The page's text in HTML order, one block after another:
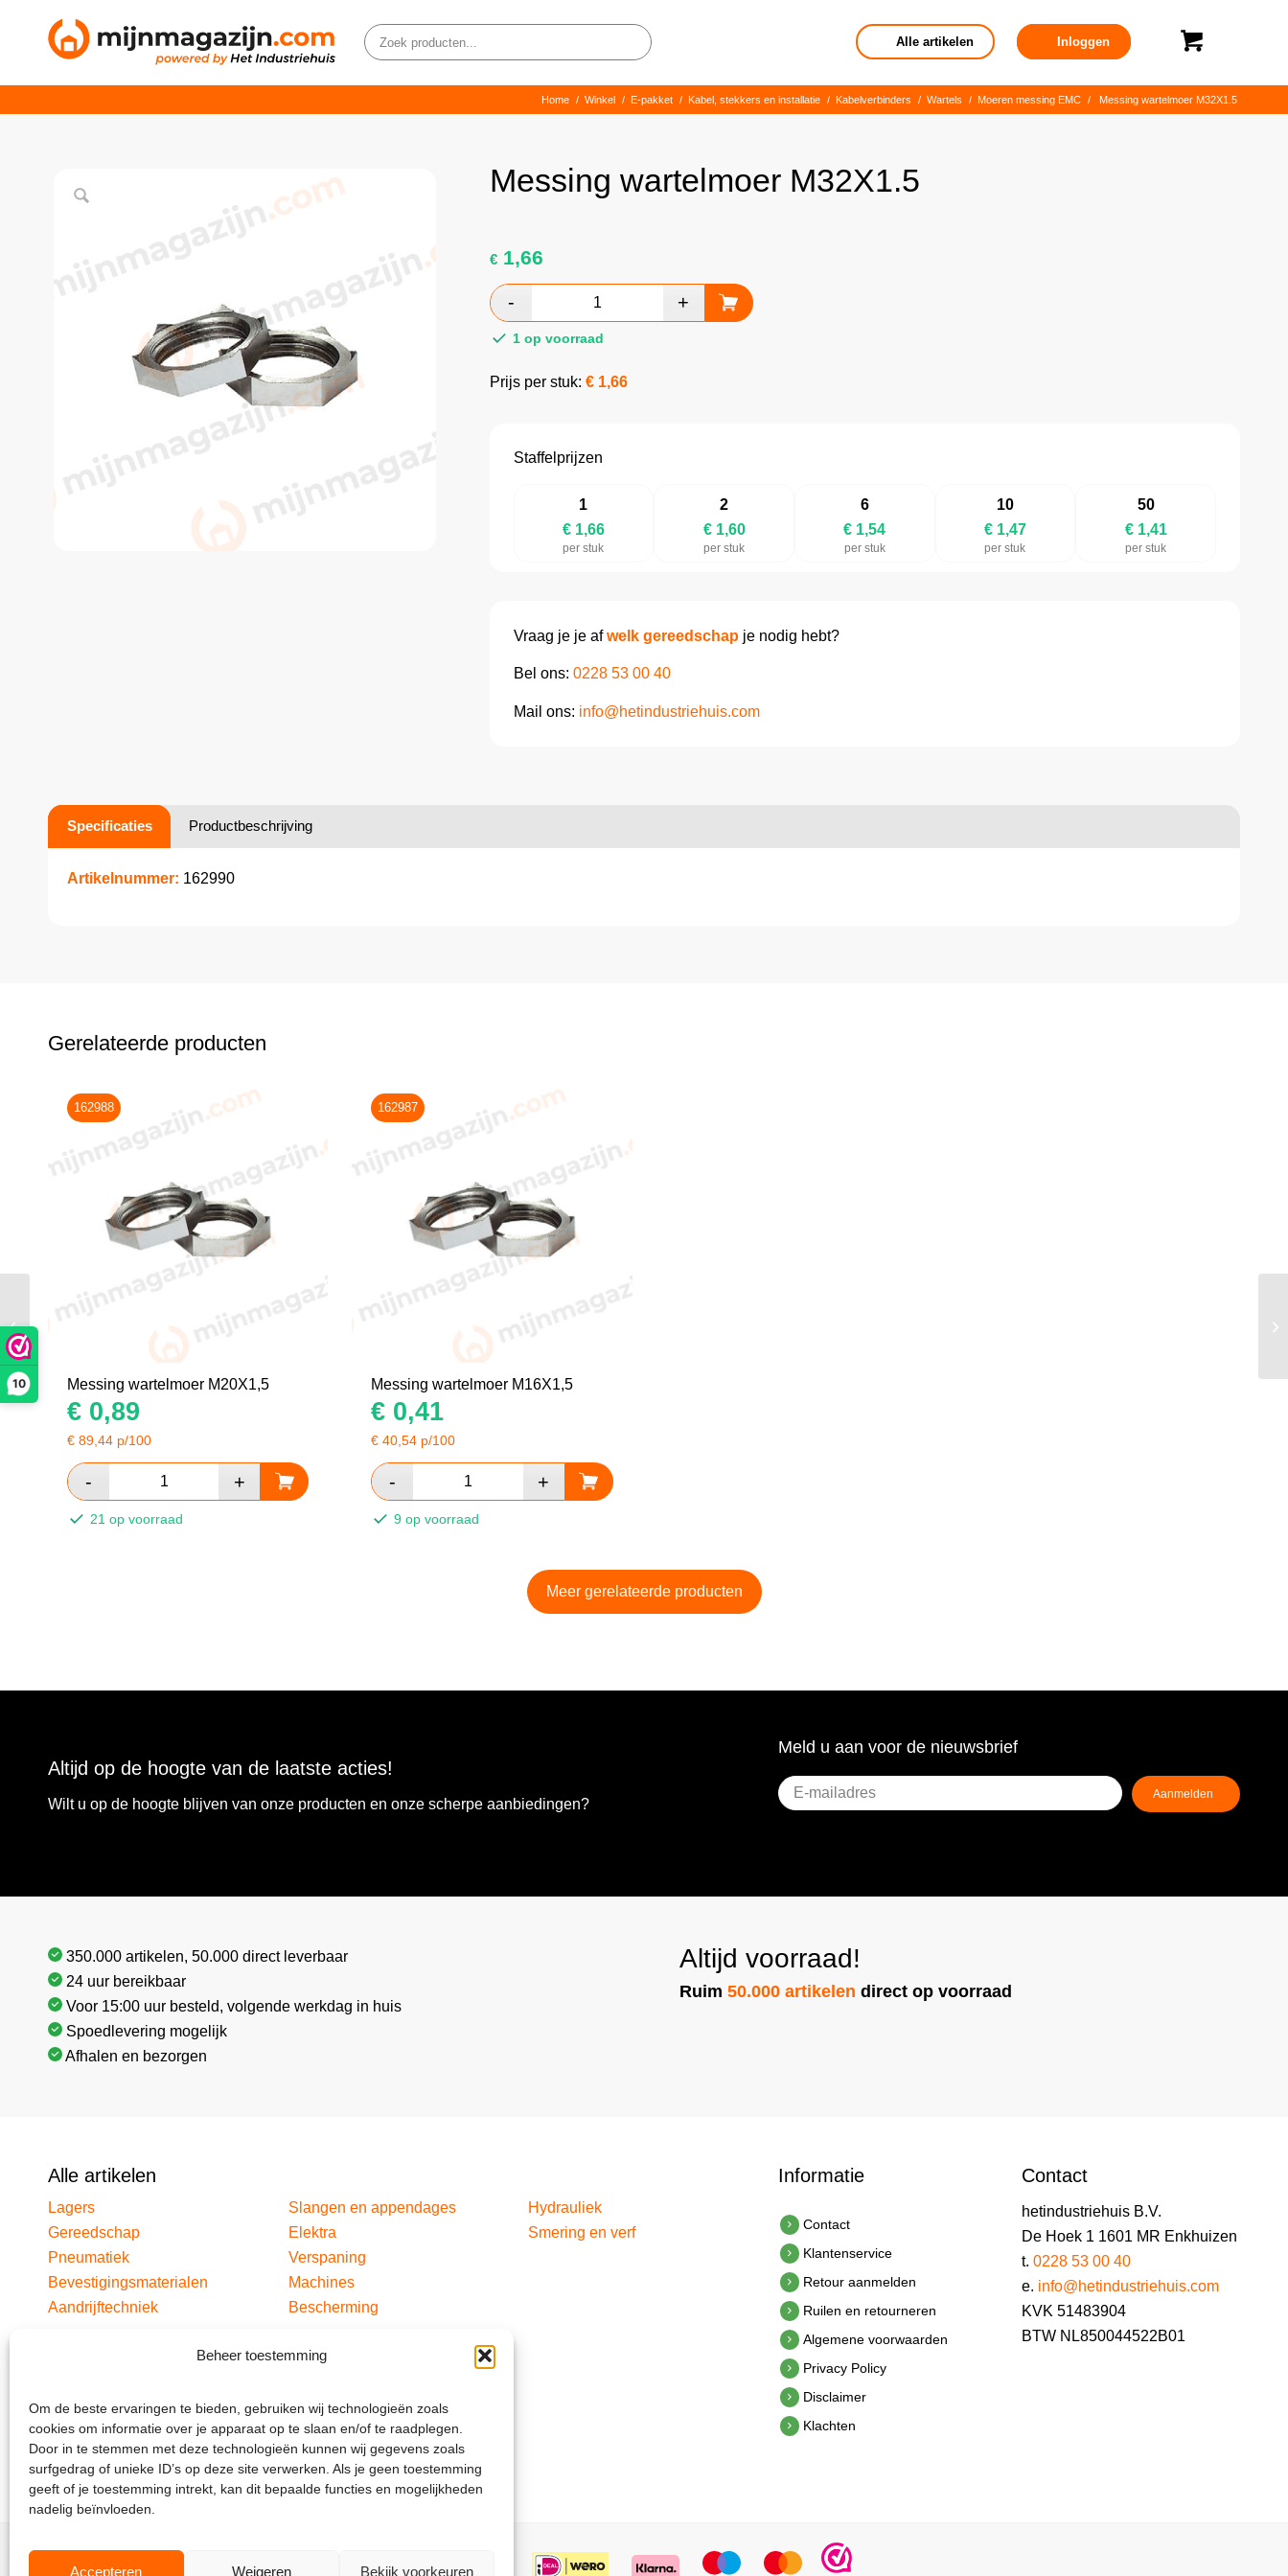
10
Beheer toestemming
Om de beste ervaringen te bieden, gebruiken wij technologieën zoals
cookies om informatie over je apparaat op te slaan en/of te raadplegen.
Door in te stemmen met deze technologieën kunnen wij gegevens zoals
surfgedrag of unieke ID’s op deze site verwerken. Als je geen toestemming
geeft of je toestemming intrekt, kan dit bepaalde functies en mogelijkheden
nadelig beïnvloeden.
Accepteren Weigeren Bekijk voorkeuren
Alle artikelen Inloggen
Home / Winkel / E-pakket / Kabel, stekkers en installatie / Kabelverbinders / Wartels / Moeren messing EMC / Messing wartelmoer M32X1.5
Messing wartelmoer M32X1.5
€1,66
1 op voorraad
Prijs per stuk: € 1,66
Staffelprijzen
1
€ 1,66
per stuk
2
€ 1,60
per stuk
6
€ 1,54
per stuk
10
€ 1,47
per stuk
50
€ 1,41
per stuk
Vraag je je afwelk gereedschapje nodig hebt?
Bel ons: 0228 53 00 40
Mail ons: info@hetindustriehuis.com
Specificaties Productbeschrijving
Artikelnummer: 162990
Gerelateerde producten
162988
Messing wartelmoer M20X1,5
€ 0,89
€ 89,44 p/100
21 op voorraad
162987
Messing wartelmoer M16X1,5
€ 0,41
€40,54 p/100
9 op voorraad
Meer gerelateerde producten
Altijd op de hoogte van de laatste acties!
Wilt u op de hoogte blijven van onze producten en onze scherpe aanbiedingen?
Meld u aan voor de nieuwsbrief
E-
mailadres
350.000 artikelen, 50.000 direct leverbaar
24 uur bereikbaar
Voor 15:00 uur besteld, volgende werkdag in huis
Spoedlevering mogelijk
Afhalen en bezorgen
Altijd voorraad!
Ruim50.000 artikelen direct op voorraad
Alle artikelen
Lagers
Gereedschap
Pneumatiek
Bevestigingsmaterialen
Aandrijftechniek
Slangen en appendages
Elektra
Verspaning
Machines
Bescherming
Hydrauliek
Smering en verf
Informatie
Contact
Klantenservice
Retour aanmelden
Ruilen en retourneren
Algemene voorwaarden
Privacy Policy
Disclaimer
Klachten
Contact
hetindustriehuis B.V.
De Hoek 1 1601 MR Enkhuizen
t. 0228 53 00 40
e. info@hetindustriehuis.com
KVK 51483904
BTW NL850044522B01
M20X1,5